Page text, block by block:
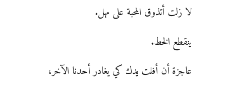
لا زلت أتذوق المحبة على مهل.
ينقطع الخط.
عاجزة أن أفلت يدك كي يغادر أحدنا الآخر،